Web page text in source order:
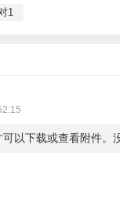
1
可以下载或查看附件。